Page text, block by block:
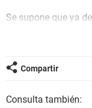
Se supone que ya
retraso de 3 a 5
pruebas de
Se que es muy
Compartir
Consulta también: